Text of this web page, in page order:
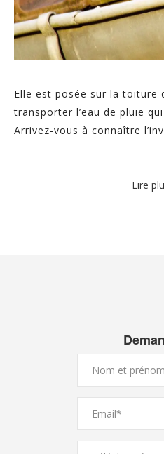
Elle est posée sur la toiture
transporter l’eau de pluie
Arrivez-vous à connaître
Lire